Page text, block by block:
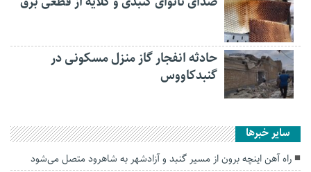
حادثه انفجار گاز منزل مسکونی در
گنبدکاووس
سایر خبرها
راه آهن اینچه برون از مسیر گنبد و آزادشهر به شاهرود متصل می‌شود